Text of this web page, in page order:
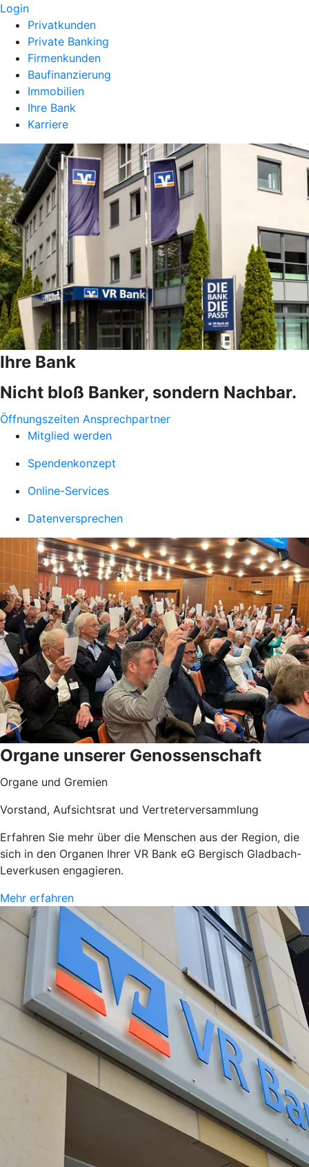
Login
Privatkunden
Private Banking
Firmenkunden
Baufinanzierung
Immobilien
Ihre Bank
Karriere
Ihre Bank
Nicht bloß Banker, sondern Nachbar.
Öffnungszeiten Ansprechpartner
Mitglied werden
Spendenkonzept
Online-Services
Datenversprechen
Organe unserer Genossenschaft
Organe und Gremien
Vorstand, Aufsichtsrat und Vertreterversammlung
Erfahren Sie mehr über die Menschen aus der Region, die
sich in den Organen Ihrer VR Bank eG Bergisch Gladbach-
Leverkusen engagieren.
Mehr erfahren